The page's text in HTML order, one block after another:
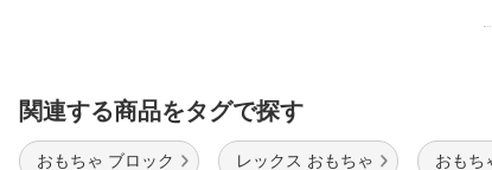
関連する商品をタグで探す
おもちゃ ブロック レックス おもちゃ おもち